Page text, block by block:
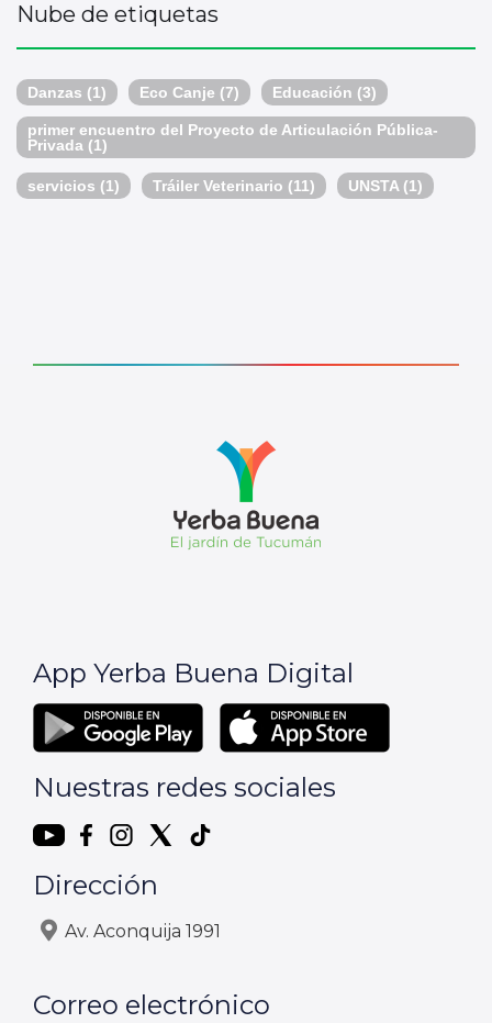
Nube de etiquetas
Danzas (1) Eco Canje (7) Educación (3)
primer encuentro del Proyecto de Articulación Pública-
Privada (1)
servicios (1) Tráiler Veterinario (11) UNSTA(1)
App Yerba Buena Digital
Nuestras redes sociales
Dirección
Av. Aconquija 1991
Correo electrónico